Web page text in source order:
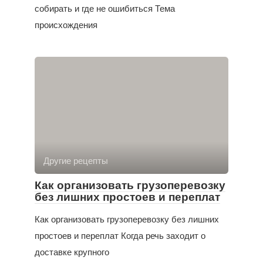
собирать и где не ошибиться Тема
происхождения
Другие рецепты
Как организовать грузоперевозку
без лишних простоев и переплат
Как организовать грузоперевозку без лишних
простоев и переплат Когда речь заходит о
доставке крупного